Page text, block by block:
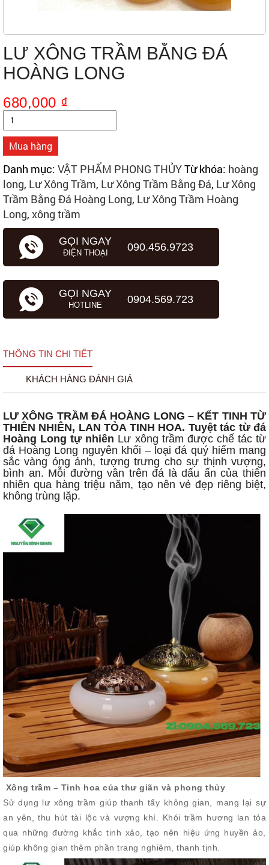
LƯ XÔNG TRẦM BẰNG ĐÁ
HOÀNG LONG
680,000 ₫
lượng
Mua hàng
Danh mục: VẬT PHẨM PHONG THỦYTừ khóa: hoàng
long, Lư Xông Trầm, Lư Xông Trầm Bằng Đá, Lư Xông
Trầm Bằng Đá Hoàng Long, Lư Xông Trầm Hoàng
Long, xông trầm
GỌI NGAY
ĐIỆN THOẠI 090.456.9723
GỌI NGAY
HOTLINE 0904.569.723
THÔNG TIN CHI TIẾT
KHÁCH HÀNG ĐÁNH GIÁ
LƯ XÔNG TRẦM ĐÁ HOÀNG LONG – KẾT TINH TỪ
THIÊN NHIÊN, LAN TỎA TINH HOA. Tuyệt tác từ đá
Hoàng Long tự nhiên Lư xông trầm được chế tác từ
đá Hoàng Long nguyên khối – loại đá quý hiếm mang
sắc vàng óng ánh, tượng trưng cho sự thịnh vượng,
bình an. Mỗi đường vân trên đá là dấu ấn của thiên
nhiên qua hàng triệu năm, tạo nên vẻ đẹp riêng biệt,
không trùng lặp.
Xông trầm – Tinh hoa của thư giãn và phong thủy
Sử dụng lư xông trầm giúp thanh tẩy không gian, mang lại sự
an yên, thu hút tài lộc và vượng khí. Khói trầm hương lan tỏa
qua những đường khắc tinh xảo, tạo nên hiệu ứng huyền ảo,
giúp không gian thêm phần trang nghiêm, thanh tịnh.